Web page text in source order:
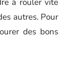
autres. Pour
des bons